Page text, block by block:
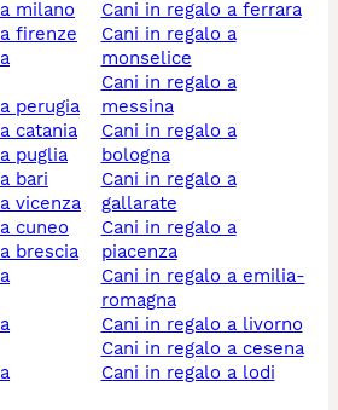
milano
firenze
perugia
catania
puglia
bari
vicenza
cuneo
brescia
cani in regalo a ferrara
cani in regalo a
monselice
cani in regalo a
messina
cani in regalo a
bologna
cani in regalo a
gallarate
cani in regalo a
piacenza
cani in regalo a emilia-
romagna
cani in regalo a livorno
cani in regalo a cesena
cani in regalo a lodi